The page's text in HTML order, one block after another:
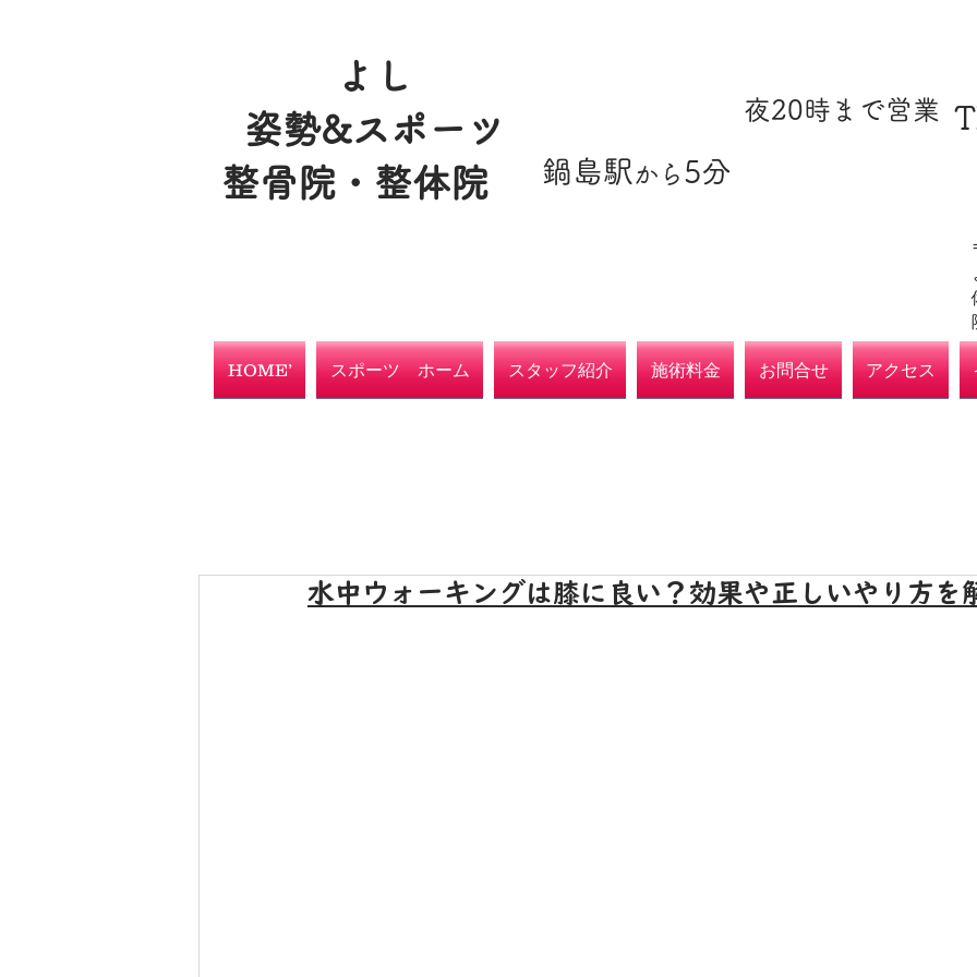
よし
姿勢&スポーツ
整骨院・整体院
​夜20時まで営業
​鍋島駅 から 5分
HOME’ スポーツ ホーム スタッフ紹介 施術料金 お問合せ アクセス
水中ウォーキングは膝に良い？効果や正しいやり方を